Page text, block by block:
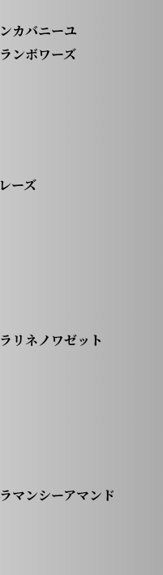
カバニーユ
ンボワーズ
ーズ
リネノワゼット
マンシーアマンド